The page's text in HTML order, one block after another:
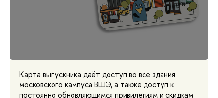
Карта выпускника даёт доступ во все здания
московского кампуса ВШЭ, а также доступ к
постоянно обновляющимся привилегиям и скидкам